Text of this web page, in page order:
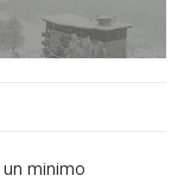
Vercelli
minimo